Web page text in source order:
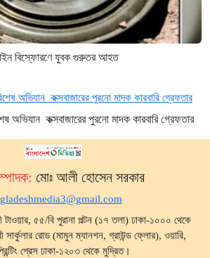
মাইন বিস্ফোরণে যুবক গুরুতর আহত
অভিযান কক্সবাজারের পুরনো মাদক কারবারি গ্রেফতার
মোঃ আলী হোসেন সরকার
টাওয়ার, ৫৫/বি পুরানা পল্টন (১৭ তলা) ঢাকা-১০০০ থেকে
রোড (মামুন ম্যানশন, গ্রাউন্ড ফ্লোর), ওয়ারি,
প্রেস ঢাকা-১২০৩ থেকে মুদ্রিত।